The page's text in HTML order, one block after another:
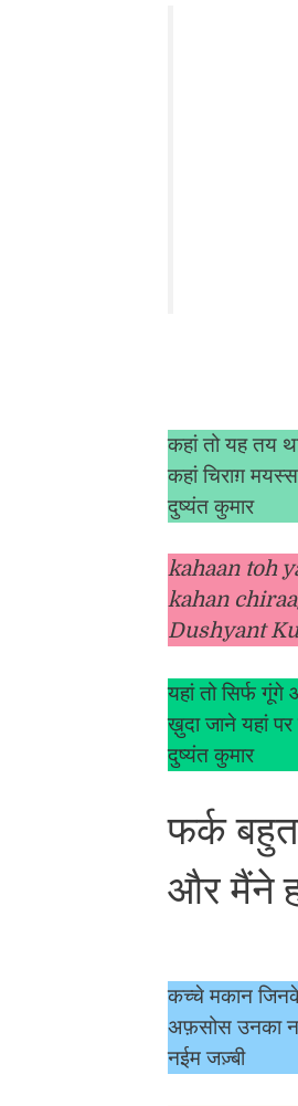
कहां तो यह तय
कहां चिराग़
दुष्यंत कुमार
kahaan toh
kahan
Dushyant
यहां तो सिर्फ
ख़ुदा जाने यहां
दुष्यंत कुमार
फर्क
और मैंने
कच्चे मकान
अफ़सोस उनका
नईम जज़्बी